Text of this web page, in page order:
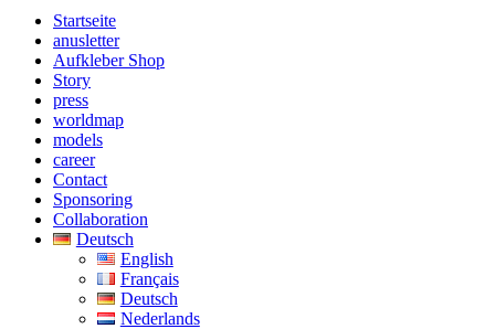
Startseite
anusletter
Aufkleber Shop
Story
press
worldmap
models
career
Contact
Sponsoring
Collaboration
Deutsch
English
Français
Deutsch
Nederlands